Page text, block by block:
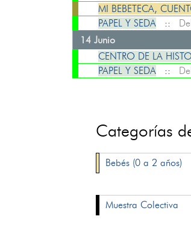
MI BEBETECA,
PAPEL Y SEDA::
14 Junio
CENTRO DE LA
PAPEL Y SEDA::
Categorías
Bebés (0 a 2 años)
Muestra Colectiva